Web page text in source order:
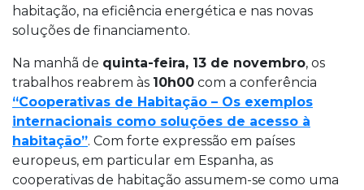
habitação, na eficiência energética e nas novas
soluções de financiamento.
Na manhã de quinta-feira, 13 de novembro, os
trabalhos reabrem às 10h00 com a conferência
“Cooperativas de Habitação – Os exemplos
internacionais como soluções de acesso à
habitação”. Com forte expressão em países
europeus, em particular em Espanha, as
cooperativas de habitação assumem-se como uma